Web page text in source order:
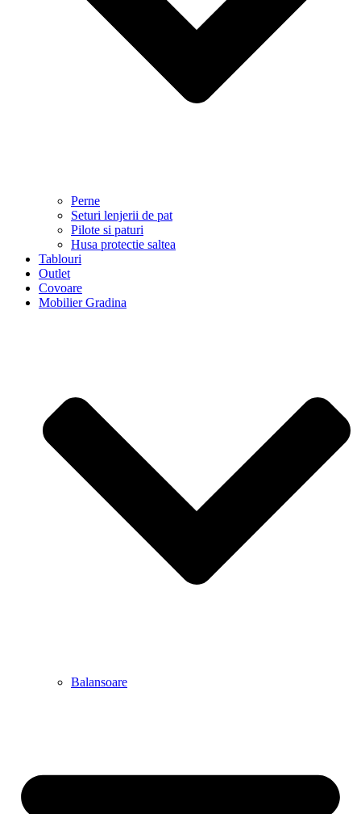
Perne
Seturi lenjerii de pat
Pilote si paturi
Husa protectie saltea
Tablouri
Outlet
Covoare
Mobilier Gradina
Balansoare